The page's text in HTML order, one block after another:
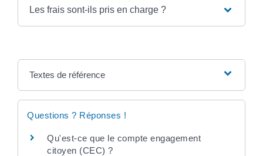
Les frais sont-ils pris en charge ?
Textes de référence
Questions ? Réponses !
Qu'est-ce que le compte engagement
citoyen (CEC) ?